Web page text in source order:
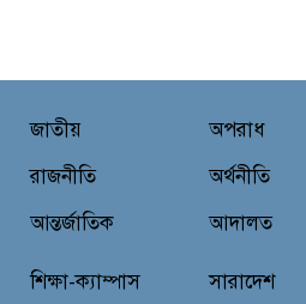
জাতীয়
রাজনীতি
আন্তর্জাতিক
অপরাধ
অর্থনীতি
আদালত
শিক্ষা-ক্যাম্পাস
সারাদেশ